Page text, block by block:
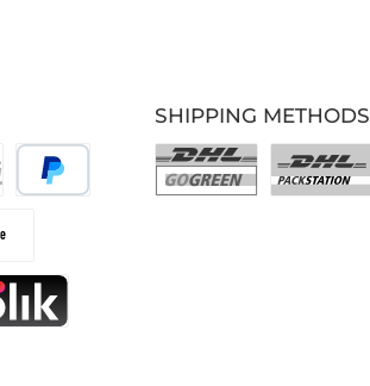
SHIPPING METHODS